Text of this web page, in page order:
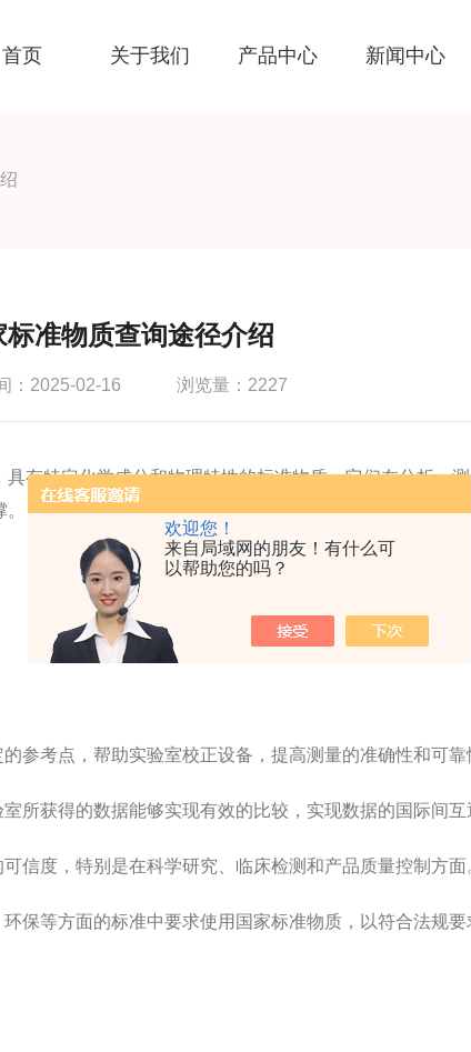
欢迎您！
来自局域网的朋友！有什么可
以帮助您的吗？
首页 关于我们 产品中心 新闻中心
标准物质查询途径介绍
：2025-02-16 浏览量：2227
特定化学成分和物理特性的标准物质。它们在分析、
考点，帮助实验室校正设备，提高测量的准确性和可靠
获得的数据能够实现有效的比较，实现数据的国际间互
度，特别是在科学研究、临床检测和产品质量控制方面
等方面的标准中要求使用国家标准物质，以符合法规要